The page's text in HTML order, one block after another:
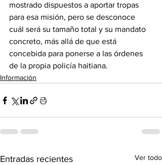
mostrado dispuestos a aportar tropas
para esa misión, pero se desconoce
cuál será su tamaño total y su mandato
concreto, más allá de que está
concebida para ponerse a las órdenes
de la propia policía haitiana.
Información
Entradas recientes Ver todo